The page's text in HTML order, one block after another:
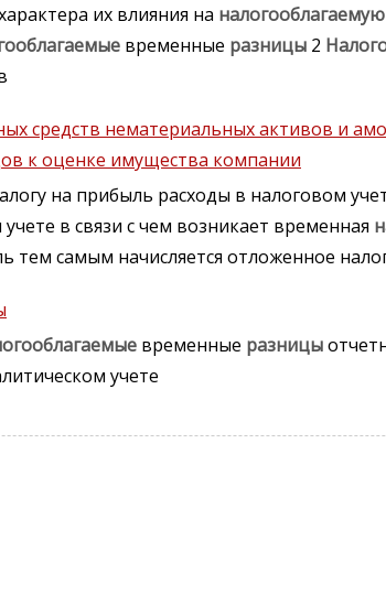
их влияния на налогооблагаемую
временные разницы 2
средств нематериальных активов и
к оценке имущества компании
на прибыль расходы в налоговом
в связи с чем возникает временная
тем самым начисляется отложенное
временные разницы
учете